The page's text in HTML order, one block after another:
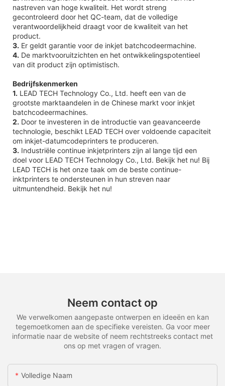
nastreven van hoge kwaliteit. Het wordt streng
gecontroleerd door het QC-team, dat de volledige
verantwoordelijkheid draagt ​​voor de kwaliteit van het
product.
3. Er geldt garantie voor de inkjet batchcodeermachine.
4. De marktvooruitzichten en het ontwikkelingspotentieel
van dit product zijn optimistisch.
Bedrijfskenmerken
1. LEAD TECH Technology Co., Ltd. heeft een van de
grootste marktaandelen in de Chinese markt voor inkjet
batchcodeermachines.
2. Door te investeren in de introductie van geavanceerde
technologie, beschikt LEAD TECH over voldoende capaciteit
om inkjet-datumcodeprinters te produceren.
3. Industriële continue inkjetprinters zijn al lange tijd een
doel voor LEAD TECH Technology Co., Ltd. Bekijk het nu! Bij
LEAD TECH is het onze taak om de beste continue-
inktprinters te ondersteunen in hun streven naar
uitmuntendheid. Bekijk het nu!
Neem contact op
We verwelkomen aangepaste ontwerpen en ideeën en kan
tegemoetkomen aan de specifieke vereisten. Ga voor meer
informatie naar de website of neem rechtstreeks contact met
ons op met vragen of vragen.
Volledige Naam